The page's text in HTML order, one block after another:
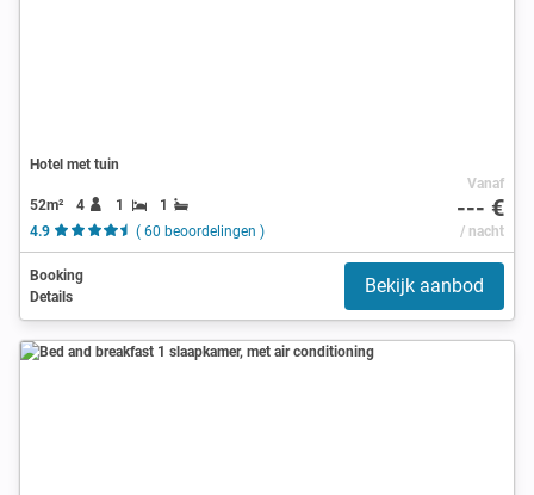
Hotel met tuin
52m² 4 1
1
4.9
( 60 beoordelingen )
Vanaf
--- €
/ nacht
Booking
Details
Bekijk aanbod